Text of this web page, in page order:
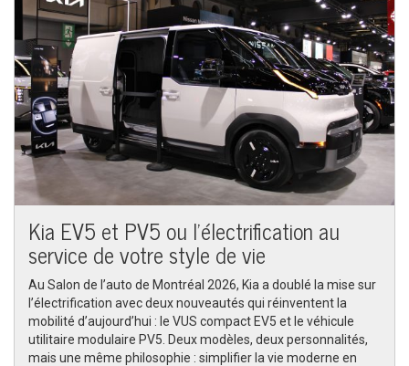
Kia EV5 et PV5 ou l’électrification au
service de votre style de vie
Au Salon de l’auto de Montréal 2026, Kia a doublé la mise sur
l’électrification avec deux nouveautés qui réinventent la
mobilité d’aujourd’hui : le VUS compact EV5 et le véhicule
utilitaire modulaire PV5. Deux modèles, deux personnalités,
mais une même philosophie : simplifier la vie moderne en